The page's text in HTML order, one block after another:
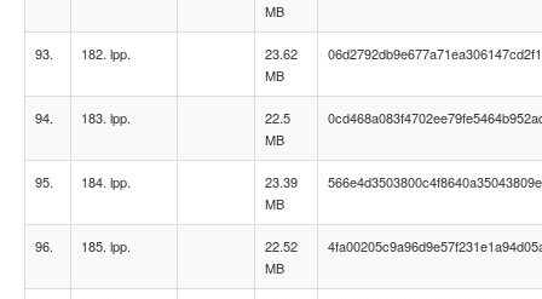
MB
93. 182. lpp.
23.62
MB
94. 183. lpp.
22.5
MB
95. 184. lpp.
23.39
MB
96. 185. lpp.
22.52
MB